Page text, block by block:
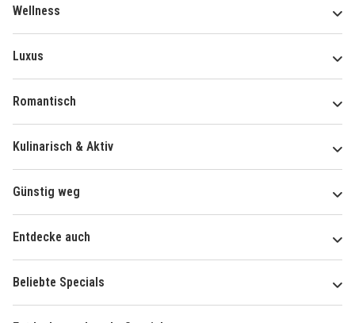
Wellness
Luxus
Romantisch
Kulinarisch & Aktiv
Günstig weg
Entdecke auch
Beliebte Specials